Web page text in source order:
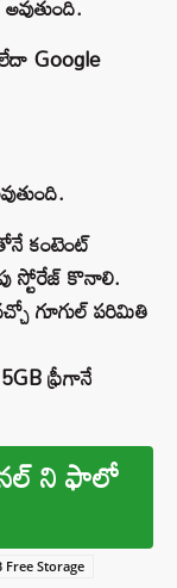
Google
కంటెంట్
స్టోరేజ్ కొనాలి.
గూగుల్ పరిమితి
ఫ్రీగానే
ని ఫాలో
Free Storage